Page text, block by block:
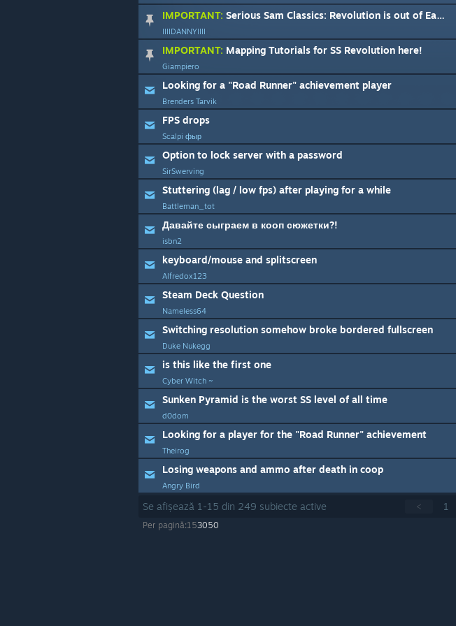
IMPORTANT: Serious Sam Classics: Revolution is out of Early Access!
IIIIDANNYIIII
IMPORTANT: Mapping Tutorials for SS Revolution here!
Giampiero
Looking for a "Road Runner" achievement player
Brenders Tarvik
FPS drops
Scalpi фыр
Option to lock server with a password
SirSwerving
Stuttering (lag / low fps) after playing for a while
Battleman_tot
Давайте сыграем в кооп сюжетки?!
isbn2
keyboard/mouse and splitscreen
Alfredox123
Steam Deck Question
Nameless64
Switching resolution somehow broke bordered fullscreen
Duke Nukegg
is this like the first one
Cyber Witch ~
Sunken Pyramid is the worst SS level of all time
d0dom
Looking for a player for the "Road Runner" achievement
Theirog
Losing weapons and ammo after death in coop
Angry Bird
< 1
Se afișează 1 -15 din 249 subiecte active
Per pagină:153050